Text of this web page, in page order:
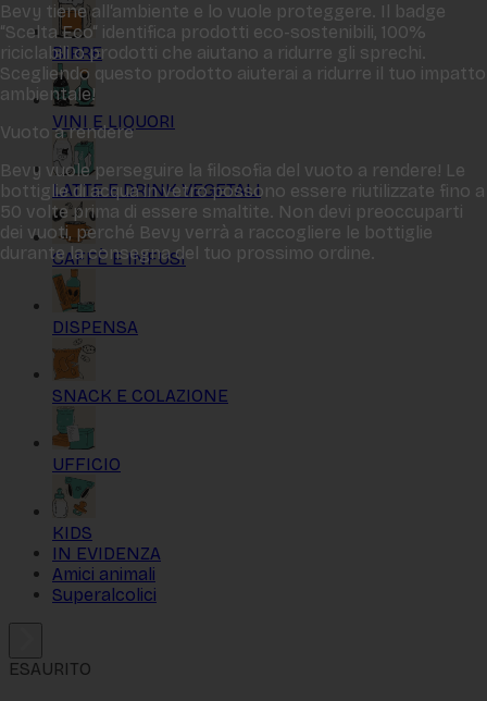
BIRRE
VINI E LIQUORI
LATTE E DRINK VEGETALI
CAFFÈ E INFUSI
DISPENSA
SNACK E COLAZIONE
UFFICIO
KIDS
IN EVIDENZA
Amici animali
Superalcolici
Bevy tiene all‘ambiente e lo vuole proteggere. Il badge
“Scelta Eco“ identifica prodotti eco-sostenibili, 100%
riciclabili o prodotti che aiutano a ridurre gli sprechi.
Scegliendo questo prodotto aiuterai a ridurre il tuo impatto
ambientale!
Vuoto a rendere
Bevy vuole perseguire la filosofia del vuoto a rendere! Le
bottiglie di acqua in vetro possono essere riutilizzate fino a
50 volte prima di essere smaltite. Non devi preoccuparti
dei vuoti, perché Bevy verrà a raccogliere le bottiglie
durante la consegna del tuo prossimo ordine.
ESAURITO